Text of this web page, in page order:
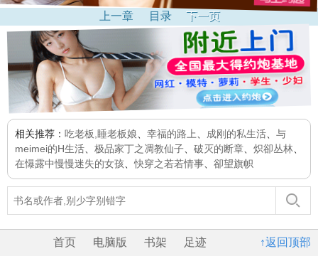
上一章 目录 下一页
相关推荐： 吃老板,睡老板娘 幸福的路上 成刚的私生活
与
meimei的H生活
极品家丁之凋教仙子 破灭的断章 炽卻丛林
在懪露中慢慢迷失的女孩 、快穿之若若情事 卻望旗帜
↑返回顶部
首页 电脑版 书架 足迹